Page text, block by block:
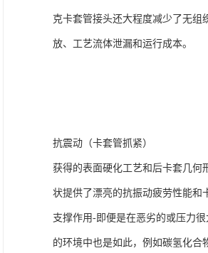
克卡套管接头还大程度减少了无组
放、工艺流体泄漏和运行成本。
抗震动（卡套管抓紧）
获得的表面硬化工艺和后卡套几何
状提供了漂亮的抗振动疲劳性能和
支撑作用-即便是在恶劣的或压力很
的环境中也是如此，例如碳氢化合